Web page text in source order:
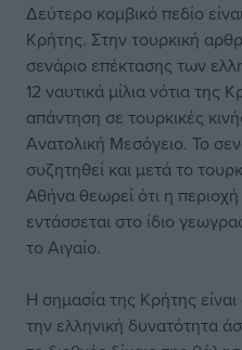
Δεύτερο κομβικό πεδίο
Κρήτης. Στην τουρκική
σενάριο επέκτασης των
12 ναυτικά μίλια νότια της
απάντηση σε τουρκικές
Ανατολική Μεσόγειο. Το
συζητηθεί και μετά το
Αθήνα θεωρεί ότι η
εντάσσεται στο ίδιο
το Αιγαίο.
Η σημασία της Κρήτης
την ελληνική δυνατότητα